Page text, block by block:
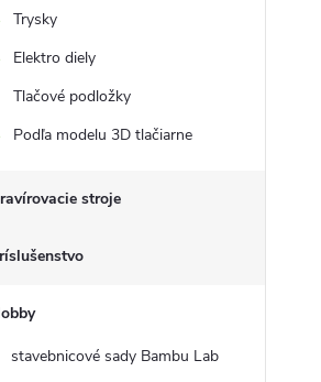
Trysky
Elektro diely
Tlačové podložky
Podľa modelu 3D tlačiarne
stroje
stavebnicové sady Bambu Lab